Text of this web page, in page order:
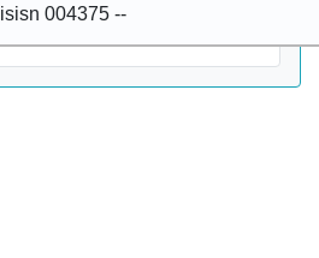
isisn 004375 --